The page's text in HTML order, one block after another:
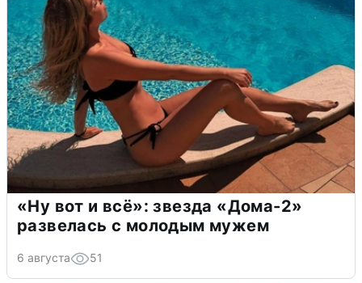
«Ну вот и всё»: звезда «Дома-2»
развелась с молодым мужем
6 августа 51